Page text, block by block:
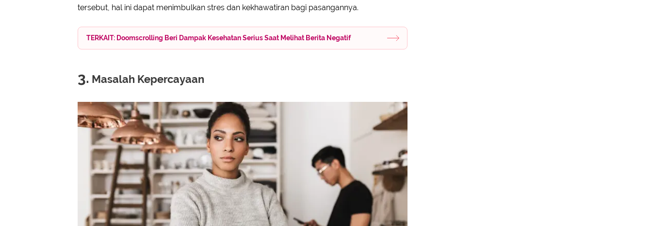
tersebut, hal ini dapat menimbulkan stres dan kekhawatiran bagi pasangannya.
TERKAIT: Doomscrolling Beri Dampak Kesehatan Serius Saat Melihat Berita Negatif
3. Masalah Kepercayaan